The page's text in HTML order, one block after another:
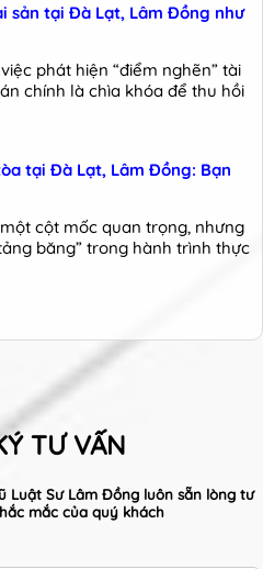
sản tại Đà Lạt, Lâm Đồng như
phát hiện “điểm nghẽn” tài
chính là chìa khóa để thu hồi
tại Đà Lạt, Lâm Đồng: Bạn
cột mốc quan trọng, nhưng
băng” trong hành trình thực
TƯ VẤN
Luật Sư Lâm Đồng luôn sẵn lòng tư
mắc của quý khách